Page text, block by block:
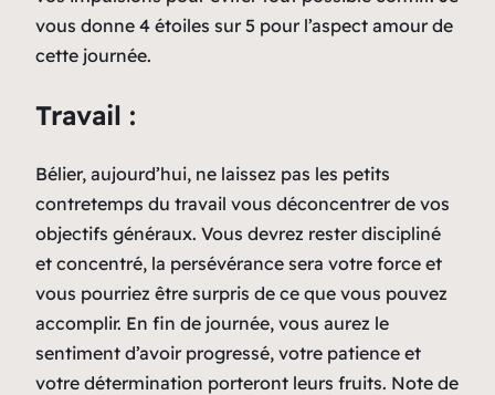
vous donne 4 étoiles sur 5 pour l’aspect amour de
cette journée.
Travail :
Bélier, aujourd’hui, ne laissez pas les petits
contretemps du travail vous déconcentrer de vos
objectifs généraux. Vous devrez rester discipliné
et concentré, la persévérance sera votre force et
vous pourriez être surpris de ce que vous pouvez
accomplir. En fin de journée, vous aurez le
sentiment d’avoir progressé, votre patience et
votre détermination porteront leurs fruits. Note de